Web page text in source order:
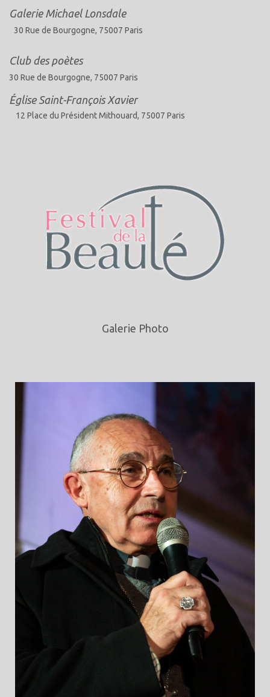
Galerie Michael Lonsdale
30 Rue de Bourgogne, 75007 Paris
Club des poètes
30 Rue de Bourgogne, 75007 Paris
Église Saint-François Xavier
12 Place du Président Mithouard, 75007 Paris
Galerie Photo